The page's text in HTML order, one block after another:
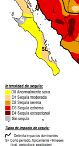
en
interés
a lo que
Para
datos
momento
en
en
en